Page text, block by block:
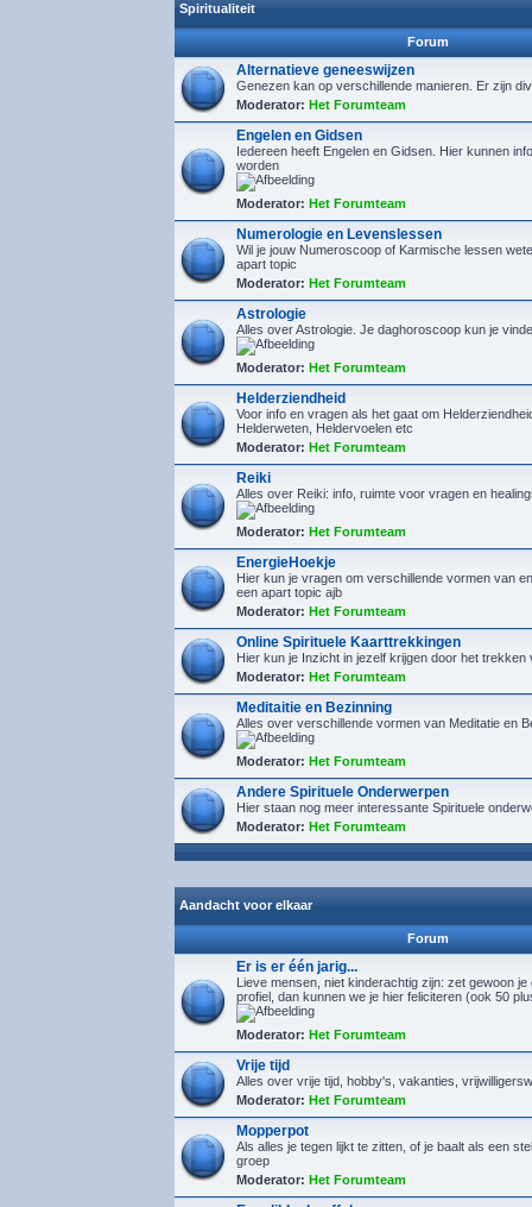
Spiritualiteit
Forum
Alternatieve geneeswijzen
Genezen kan op verschillende manieren. Er zijn
Moderator: Het Forumteam
Engelen en Gidsen
Iedereen heeft Engelen en Gidsen. Hier kunnen
worden
Moderator: Het Forumteam
Numerologie en Levenslessen
Wil je jouw Numeroscoop of Karmische lessen
apart topic
Moderator: Het Forumteam
Astrologie
Alles over Astrologie. Je daghoroscoop kun je
Moderator: Het Forumteam
Helderziendheid
Voor info en vragen als het gaat om
Helderweten, Heldervoelen etc
Moderator: Het Forumteam
Reiki
Alles over Reiki: info, ruimte voor vragen en
Moderator: Het Forumteam
EnergieHoekje
Hier kun je vragen om verschillende vormen van
een apart topic ajb
Moderator: Het Forumteam
Online Spirituele Kaarttrekkingen
Hier kun je Inzicht in jezelf krijgen door het trekken
Moderator: Het Forumteam
Meditaitie en Bezinning
Alles over verschillende vormen van Meditatie en
Moderator: Het Forumteam
Andere Spirituele Onderwerpen
Hier staan nog meer interessante Spirituele
Moderator: Het Forumteam
Aandacht voor elkaar
Forum
Er is er één jarig...
Lieve mensen, niet kinderachtig zijn: zet gewoon je
profiel, dan kunnen we je hier feliciteren (ook 50
Moderator: Het Forumteam
Vrije tijd
Alles over vrije tijd, hobby's, vakanties,
Moderator: Het Forumteam
Mopperpot
Als alles je tegen lijkt te zitten, of je baalt als een
groep
Moderator: Het Forumteam